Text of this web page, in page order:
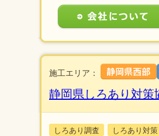
施工エリア：
静岡県しろあり対策
しろあり調査 しろあり対策